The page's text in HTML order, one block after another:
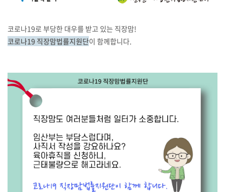
코로나19로 부당한 대우를 받고 있는 직장맘!
코로나19 직장맘법률지원단이 함께합니다.